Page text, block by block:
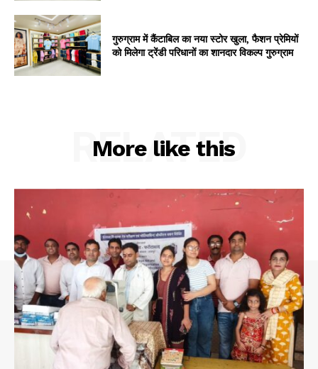
गुरुग्राम में कैंटाबिल का नया स्टोर खुला, फैशन प्रेमियों
को मिलेगा ट्रेंडी परिधानों का शानदार विकल्प गुरुग्राम
More like this
RELATED